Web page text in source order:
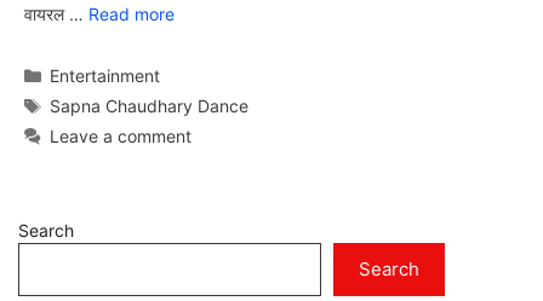
वायरल … Read more
Categories
Entertainment
Tags
Sapna Chaudhary Dance
Leave a comment
Search
Search